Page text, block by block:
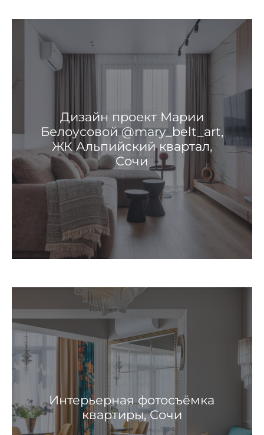
Дизайн проект Марии
Белоусовой @mary_belt_art,
ЖК Альпийский квартал,
Сочи
Интерьерная фотосъёмка
квартиры, Сочи